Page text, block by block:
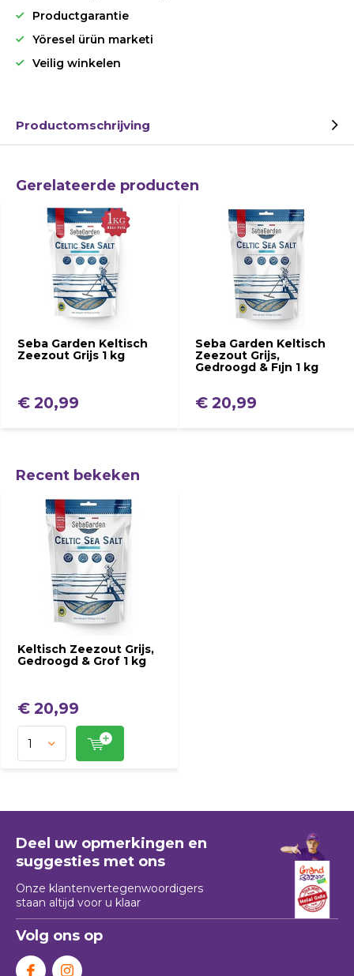
Productgarantie
Yöresel ürün marketi
Veilig winkelen
Productomschrijving
Gerelateerde producten
Seba Garden Keltisch
Zeezout Grijs 1 kg
€ 20,99
Seba Garden Keltisch
Zeezout Grijs,
Gedroogd & Fıjn 1 kg
€ 20,99
Recent bekeken
Keltisch Zeezout Grijs,
Gedroogd & Grof 1 kg
€ 20,99
Deel uw opmerkingen en
suggesties met ons
Onze klantenvertegenwoordigers
staan ​​altijd voor u klaar
Volg ons op